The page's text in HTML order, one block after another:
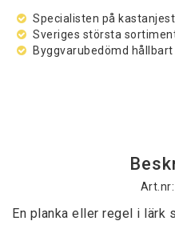
Specialisten på
Sveriges största
Byggvarubedömd
En planka eller regel i lärk